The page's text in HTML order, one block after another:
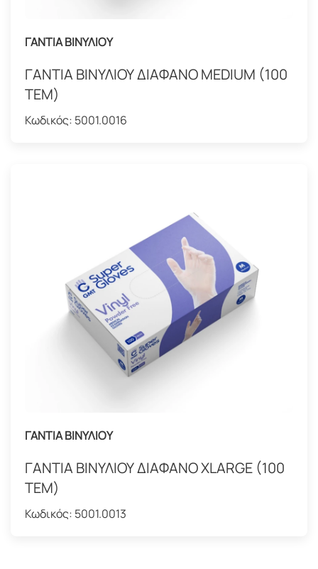
ΓΑΝΤΙΑ ΒΙΝΥΛΙΟΥ
ΓΑΝΤΙΑ ΒΙΝΥΛΙΟΥ ΔΙΑΦΑΝΟ MEDIUM (100
ΤΕΜ)
Κωδικός: 5001.0016
ΓΑΝΤΙΑ ΒΙΝΥΛΙΟΥ
ΓΑΝΤΙΑ ΒΙΝΥΛΙΟΥ ΔΙΑΦΑΝΟ ΧLARGE (100
ΤΕΜ)
Κωδικός: 5001.0013